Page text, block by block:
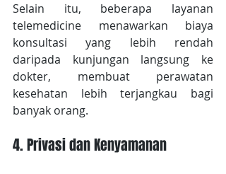
Selain itu, beberapa layanan
telemedicine menawarkan biaya
konsultasi yang lebih rendah
daripada kunjungan langsung ke
dokter, membuat perawatan
kesehatan lebih terjangkau bagi
banyak orang.
4. Privasi dan Kenyamanan